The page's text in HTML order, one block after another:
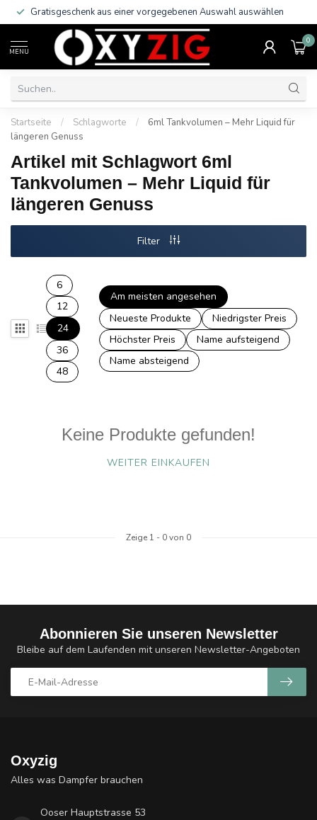
Gratisgeschenk aus einer vorgegebenen Auswahl auswählen
MENU
0
Startseite / Schlagworte /
6ml Tankvolumen – Mehr Liquid für
längeren Genuss
Artikel mit Schlagwort 6ml
Tankvolumen – Mehr Liquid für
längeren Genuss
Filter
6
12
24
36
48
Am meisten angesehen
Neueste Produkte
Niedrigster Preis
Höchster Preis
Name aufsteigend
Name absteigend
Keine Produkte gefunden!
WEITER EINKAUFEN
Zeige 1 - 0von 0
Abonnieren Sie unseren Newsletter
Bleibe auf dem Laufenden mit unseren Newsletter-Angeboten
Oxyzig
Alles was Dampfer brauchen
Ooser Hauptstrasse 53